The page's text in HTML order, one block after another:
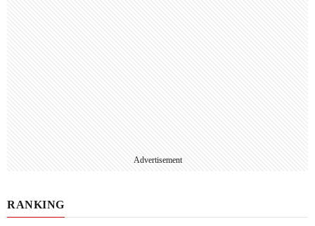
Advertisement
RANKING